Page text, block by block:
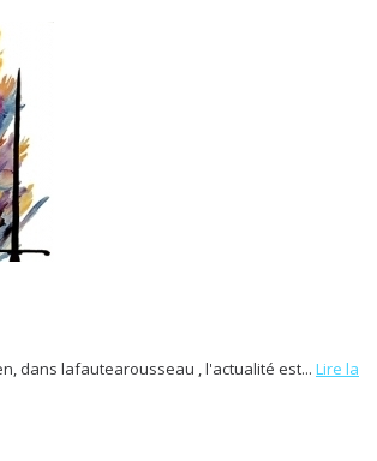
dans lafautearousseau , l'actualité est... Lire la